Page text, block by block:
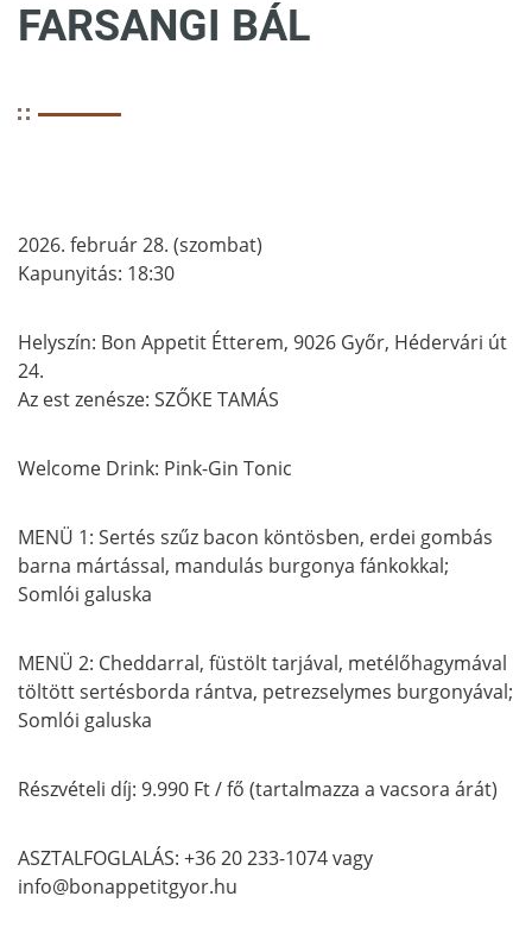
FARSANGI BÁL
2026. február 28. (szombat)
Kapunyitás: 18:30
Helyszín: Bon Appetit Étterem, 9026 Győr, Hédervári út
24.
Az est zenésze: SZŐKE TAMÁS
Welcome Drink: Pink-Gin Tonic
MENÜ 1: Sertés szűz bacon köntösben, erdei gombás
barna mártással, mandulás burgonya fánkokkal;
Somlói galuska
MENÜ 2: Cheddarral, füstölt tarjával, metélőhagymával
töltött sertésborda rántva, petrezselymes burgonyával;
Somlói galuska
Részvételi díj: 9.990 Ft / fő (tartalmazza a vacsora árát)
ASZTALFOGLALÁS: +36 20 233-1074 vagy
info@bonappetitgyor.hu